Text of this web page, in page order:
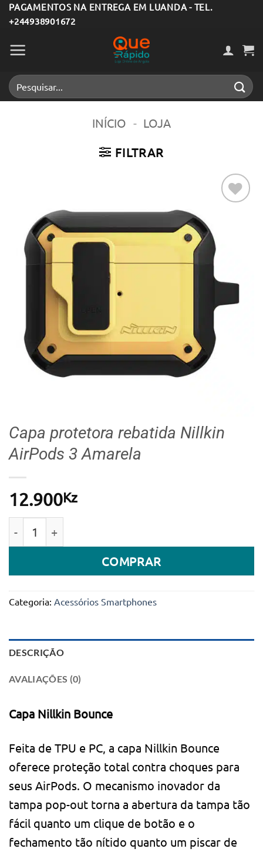
Skip
to
content
PAGAMENTOS NA ENTREGA EM LUANDA - TEL.
+244938901672
Pesquisar
por:
INÍCIO - LOJA
FILTRAR
Adicionar
aos meus
desejos
Capa protetora rebatida Nillkin
AirPods 3 Amarela
12.900Kz
COMPRAR
Categoria: Acessórios Smartphones
DESCRIÇÃO
AVALIAÇÕES (0)
Capa Nillkin Bounce
Feita de TPU e PC, a capa Nillkin Bounce
oferece proteção total contra choques para
seus AirPods. O mecanismo inovador da
tampa pop-out torna a abertura da tampa tão
fácil quanto um clique de botão e o
fechamento tão nítido quanto um piscar de